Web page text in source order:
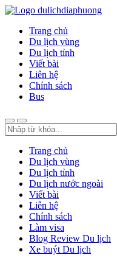
Trang chủ
Du lịch vùng
Du lịch tỉnh
Viết bài
Liên hệ
Chính sách
Bus
Trang chủ
Du lịch vùng
Du lịch tỉnh
Du lịch nước ngoài
Viết bài
Liên hệ
Chính sách
Làm visa
Blog Review Du lịch
Xe buýt Du lịch